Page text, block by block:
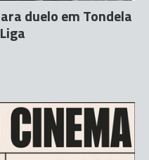
duelo em Tondela